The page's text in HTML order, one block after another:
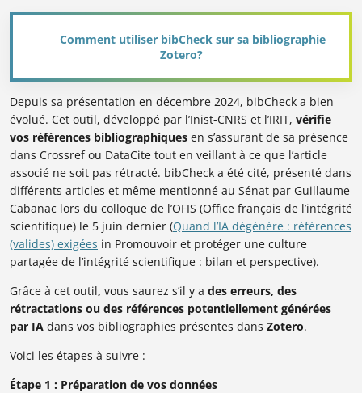
Comment utiliser bibCheck sur sa bibliographie
Zotero?
Depuis sa présentation en décembre 2024, bibCheck a bien
évolué. Cet outil, développé par l’Inist-CNRS et l’IRIT, vérifie
vos références bibliographiques en s’assurant de sa présence
dans Crossref ou DataCite tout en veillant à ce que l’article
associé ne soit pas rétracté. bibCheck a été cité, présenté dans
différents articles et même mentionné au Sénat par Guillaume
Cabanac lors du colloque de l’OFIS (Office français de l’intégrité
scientifique) le 5 juin dernier (Quand l’IA dégénère : références
(valides) exigées in Promouvoir et protéger une culture
partagée de l’intégrité scientifique : bilan et perspective).
Grâce à cet outil, vous saurez s’il y a des erreurs, des
rétractations ou des références potentiellement générées
par IA dans vos bibliographies présentes dans Zotero.
Voici les étapes à suivre :
Étape 1 : Préparation de vos données